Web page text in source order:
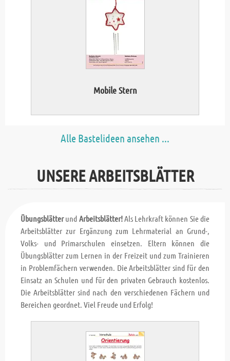
Mobile Stern
Alle Bastelideen ansehen ...
UNSERE ARBEITSBLÄTTER
Übungsblätterund Arbeitsblätter!Als Lehrkraft können Sie die
Arbeitsblätter zur Ergänzung zum Lehrmaterial an Grund-,
Volks- und Primarschulen einsetzen. Eltern können die
Übungsblätter zum Lernen in der Freizeit und zum Trainieren
in Problemfächern verwenden. Die Arbeitsblätter sind für den
Einsatz an Schulen und für den privaten Gebrauch kostenlos.
Die Arbeitsblätter sind nach den verschiedenen Fächern und
Bereichen geordnet. Viel Freude und Erfolg!